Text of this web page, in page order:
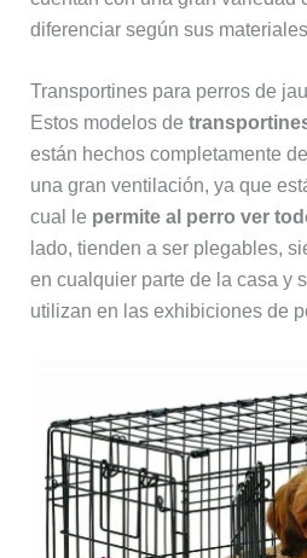
diferenciar según sus
Transportines para perros de
Estos modelos de
están hechos completamente
una gran ventilación, ya que
cual le permite al perro ver
lado, tienden a ser plegables,
en cualquier parte de la casa y
utilizan en las exhibiciones de